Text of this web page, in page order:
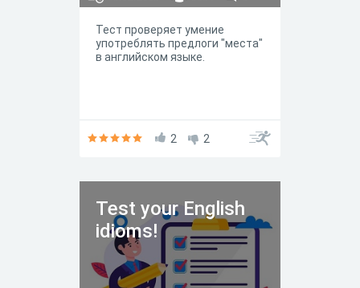
Тест проверяет умение
употреблять предлоги "места"
в английском языке.
2 2
Test your English
idioms!